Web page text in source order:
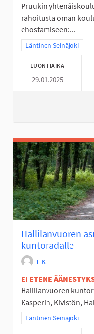
Pruukin
rahoitusta oman
ehostamiseen:...
Rajaa tulokset teeman
Läntinen Seinäjoki
LUONTIAIKA
29.01.2025
Hallilanvuoren
kuntoradalle
T K
EI ETENE
Hallilanvuoren
Kasperin, Kivistön,
Rajaa tulokset teeman
Läntinen Seinäjoki